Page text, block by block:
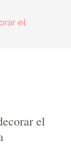
el
el